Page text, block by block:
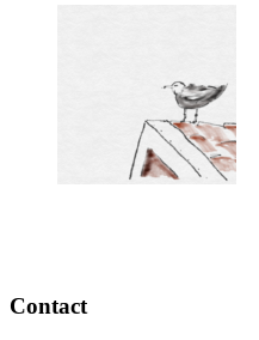
Contact